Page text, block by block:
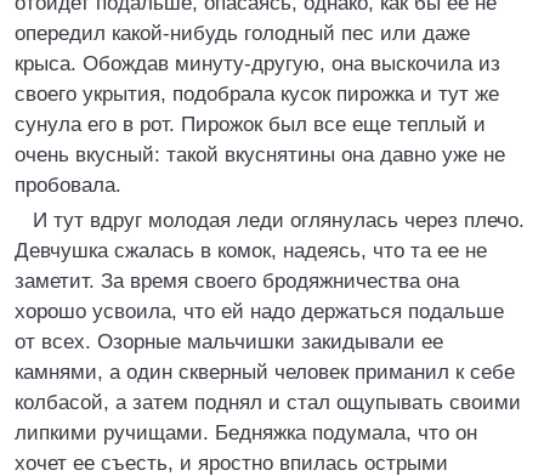
опередил какой-нибудь голодный пес или даже
крыса. Обождав минуту-другую, она выскочила из
своего укрытия, подобрала кусок пирожка и тут же
сунула его в рот. Пирожок был все еще теплый и
очень вкусный: такой вкуснятины она давно уже не
пробовала.
И тут вдруг молодая леди оглянулась через плечо.
Девчушка сжалась в комок, надеясь, что та ее не
заметит. За время своего бродяжничества она
хорошо усвоила, что ей надо держаться подальше
от всех. Озорные мальчишки закидывали ее
камнями, а один скверный человек приманил к себе
колбасой, а затем поднял и стал ощупывать своими
липкими ручищами. Бедняжка подумала, что он
хочет ее съесть, и яростно впилась острыми